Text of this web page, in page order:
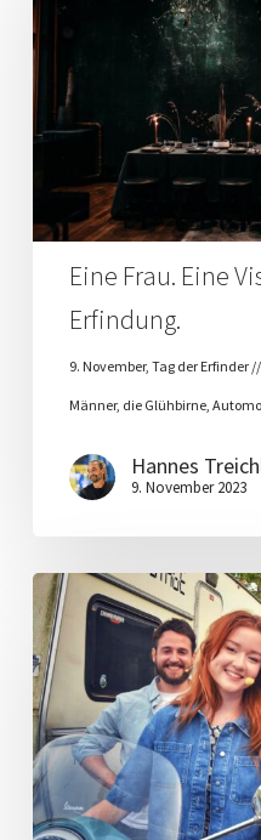
Eine
Vision.
Eine
Erfindung.
Eine Frau. Eine
Erfindung.
9. November, Tag der Erfinder
Männer, die Glühbirne,
Hannes
9. November 2023
Jung,
erfolgreich,
anders.
Boschafter:innen
einer
neuen
Generation